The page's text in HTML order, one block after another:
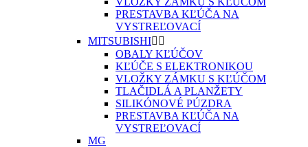
PRESTAVBA KĽÚČA NA
VYSTREĽOVACÍ
MITSUBISHI 
OBALY KĽÚČOV
KĽÚČE S ELEKTRONIKOU
VLOŽKY ZÁMKU S KĽÚČOM
TLAČIDLÁ A PLANŽETY
SILIKÓNOVÉ PÚZDRA
PRESTAVBA KĽÚČA NA
VYSTREĽOVACÍ
MG